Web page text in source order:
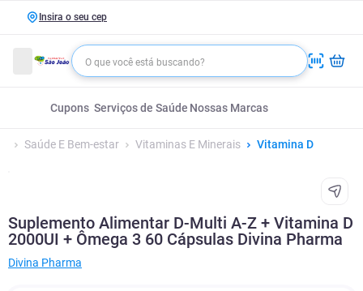
Insira o seu cep
Cupons Serviços de Saúde Nossas Marcas
Saúde E Bem-estar Vitaminas E Minerais Vitamina D
Suplemento Alimentar D-Multi A-Z + Vitamina D
2000UI + Ômega 3 60 Cápsulas Divina Pharma
Divina Pharma